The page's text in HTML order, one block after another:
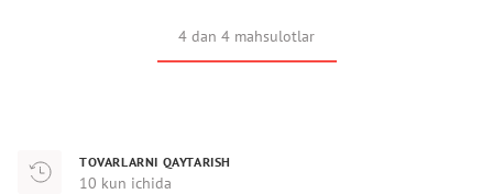
4 dan 4 mahsulotlar
TOVARLARNI QAYTARISH
10 kun ichida